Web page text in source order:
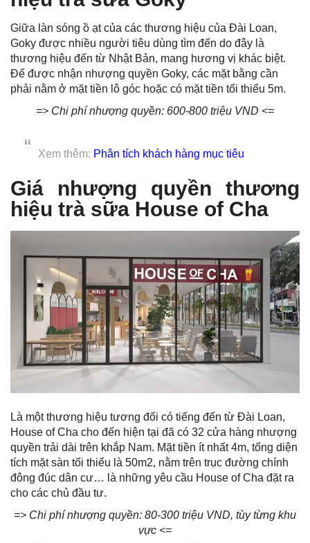
Giữa làn sóng ồ ạt của các thương hiệu của Đài Loan,
Goky được nhiều người tiêu dùng tìm đến do đây là
thương hiệu đến từ Nhật Bản, mang hương vị khác biệt.
Để được nhận nhượng quyền Goky, các mặt bằng cần
phải nằm ở mặt tiền lô góc hoặc có mặt tiền tối thiểu 5m.
=> Chi phí nhượng quyền: 600-800 triệu VND <=
Xem thêm: Phân tích khách hàng mục tiêu
Giá nhượng quyền thương
hiệu trà sữa House of Cha
Là một thương hiệu tương đối có tiếng đến từ Đài Loan,
House of Cha cho đến hiện tại đã có 32 cửa hàng nhượng
quyền trải dài trên khắp Nam. Mặt tiền ít nhất 4m, tổng diện
tích mặt sàn tối thiểu là 50m2, nằm trên trục đường chính
đông đúc dân cư… là những yêu cầu House of Cha đặt ra
cho các chủ đầu tư.
=> Chi phí nhượng quyền: 80-300 triệu VND, tùy từng khu
vực <=